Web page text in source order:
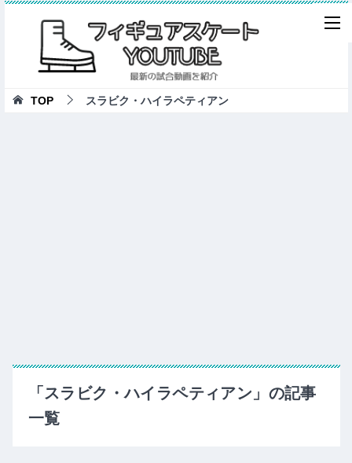
TOP スラビク・ハイラペティアン
「スラビク・ハイラペティアン」の記事
一覧